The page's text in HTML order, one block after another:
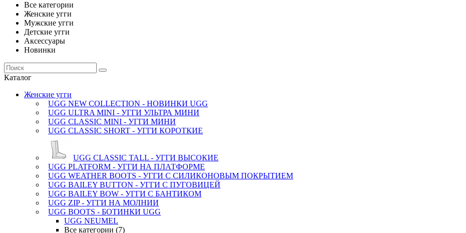
Все категории
Женские угги
Мужские угги
Детские угги
Аксессуары
Новинки
Каталог
Женские угги
UGG NEW COLLECTION - НОВИНКИ UGG
UGG ULTRA MINI - УГГИ УЛЬТРА МИНИ
UGG CLASSIC MINI - УГГИ МИНИ
UGG CLASSIC SHORT - УГГИ КОРОТКИЕ
UGG CLASSIC TALL - УГГИ ВЫСОКИЕ
UGG PLATFORM - УГГИ НА ПЛАТФОРМЕ
UGG WEATHER BOOTS - УГГИ С СИЛИКОНОВЫМ ПОКРЫТИЕМ
UGG BAILEY BUTTON - УГГИ С ПУГОВИЦЕЙ
UGG BAILEY BOW - УГГИ С БАНТИКОМ
UGG ZIP - УГГИ НА МОЛНИИ
UGG BOOTS - БОТИНКИ UGG
UGG NEUMEL
Все категории (7)